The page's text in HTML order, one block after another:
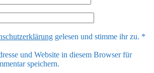
gelesen und stimme ihr zu. *
und Website in diesem Browser für
speichern.